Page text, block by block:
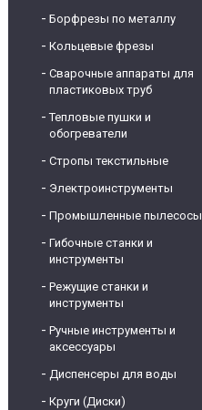
Борфрезы по металлу
Кольцевые фрезы
Сварочные аппараты для
пластиковых труб
Тепловые пушки и
обогреватели
Стропы текстильные
Электроинструменты
Промышленные пылесосы
Гибочные станки и
инструменты
Режущие станки и
инструменты
Ручные инструменты и
аксессуары
Диспенсеры для воды
Круги (Диски)